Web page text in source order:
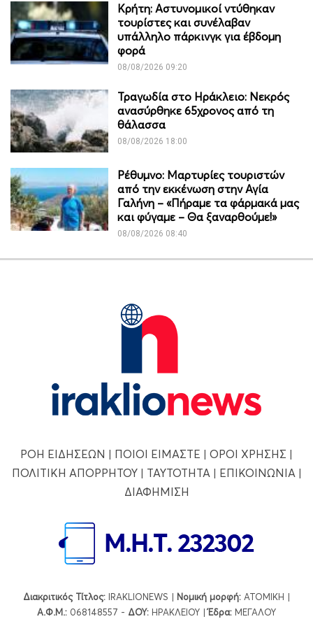
Κρήτη: Αστυνομικοί ντύθηκαν
τουρίστες και συνέλαβαν
υπάλληλο πάρκινγκ για έβδομη
φορά
08/08/2026 09:20
Τραγωδία στο Ηράκλειο: Νεκρός
ανασύρθηκε 65χρονος από τη
θάλασσα
08/08/2026 18:00
Ρέθυμνο: Μαρτυρίες τουριστών
από την εκκένωση στην Αγία
Γαλήνη – «Πήραμε τα φάρμακά μας
και φύγαμε – Θα ξαναρθούμε!»
08/08/2026 08:40
ΡΟΗ ΕΙΔΗΣΕΩΝ | ΠΟΙΟΙ ΕΙΜΑΣΤΕ | ΟΡΟΙ ΧΡΗΣΗΣ |
ΠΟΛΙΤΙΚΗ ΑΠΟΡΡΗΤΟΥ| ΤΑΥΤΟΤΗΤΑ | ΕΠΙΚΟΙΝΩΝΙΑ |
ΔΙΑΦΗΜΙΣΗ
Διακριτικός Τίτλος: IRAKLIONEWS | Νομική μορφή: ΑΤΟΜΙΚΗ |
Α.Φ.Μ.: 068148557 - ΔΟΥ: ΗΡΑΚΛΕΙΟΥ |Έδρα: ΜΕΓΑΛΟΥ